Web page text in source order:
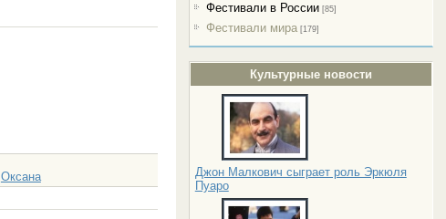
Фестивали в России [85]
Фестивали мира [179]
Культурные новости
Джон Малкович сыграет роль Эркюля
Пуаро
Оксана